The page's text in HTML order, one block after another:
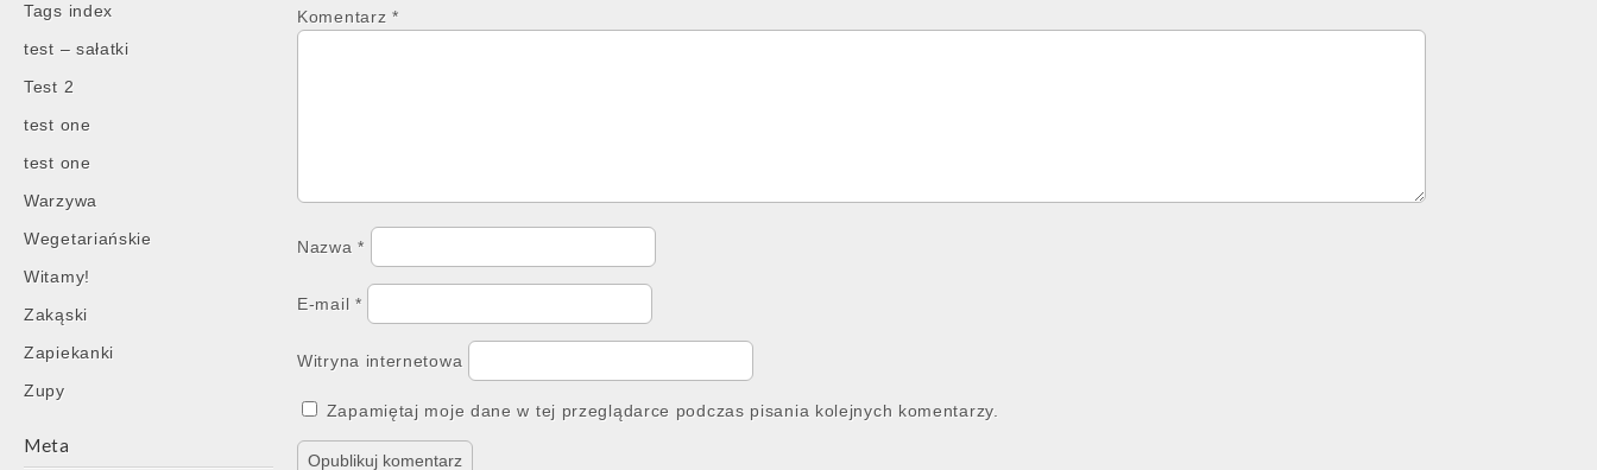
Tags index
test – sałatki
Test 2
test one
test one
Warzywa
Wegetariańskie
Witamy!
Zakąski
Zapiekanki
Zupy
Meta
Komentarz *
Nazwa*
E-mail *
Witryna internetowa
Zapamiętaj moje dane w tej przeglądarce podczas pisania kolejnych komentarzy.